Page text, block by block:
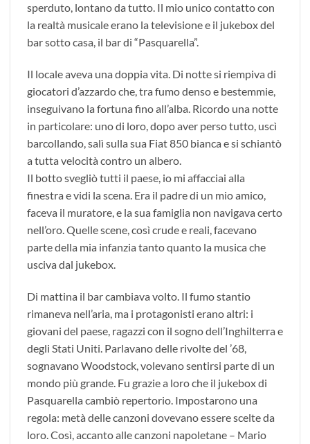
sperduto, lontano da tutto. Il mio unico contatto con
la realtà musicale erano la televisione e il jukebox del
bar sotto casa, il bar di “Pasquarella”.
Il locale aveva una doppia vita. Di notte si riempiva di
giocatori d’azzardo che, tra fumo denso e bestemmie,
inseguivano la fortuna fino all’alba. Ricordo una notte
in particolare: uno di loro, dopo aver perso tutto, uscì
barcollando, salì sulla sua Fiat 850 bianca e si schiantò
a tutta velocità contro un albero.
Il botto svegliò tutti il paese, io mi affacciai alla
finestra e vidi la scena. Era il padre di un mio amico,
faceva il muratore, e la sua famiglia non navigava certo
nell’oro. Quelle scene, così crude e reali, facevano
parte della mia infanzia tanto quanto la musica che
usciva dal jukebox.
Di mattina il bar cambiava volto. Il fumo stantio
rimaneva nell’aria, ma i protagonisti erano altri: i
giovani del paese, ragazzi con il sogno dell’Inghilterra e
degli Stati Uniti. Parlavano delle rivolte del ’68,
sognavano Woodstock, volevano sentirsi parte di un
mondo più grande. Fu grazie a loro che il jukebox di
Pasquarella cambiò repertorio. Impostarono una
regola: metà delle canzoni dovevano essere scelte da
loro. Così, accanto alle canzoni napoletane – Mario